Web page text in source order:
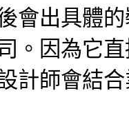
會出具體
。因為它
計師會結